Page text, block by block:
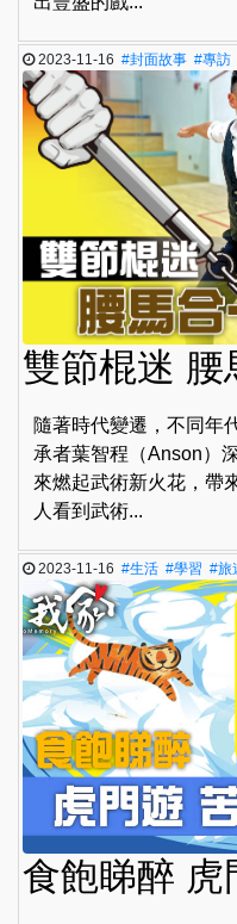
2023-11-16#封面故事 #專訪
雙節棍迷 腰
隨著時代變遷，不同年
承者葉智程（Anson）
來燃起武術新火花，帶
人看到武術...
2023-11-16#生活 #學習 #旅
食飽睇醉 虎